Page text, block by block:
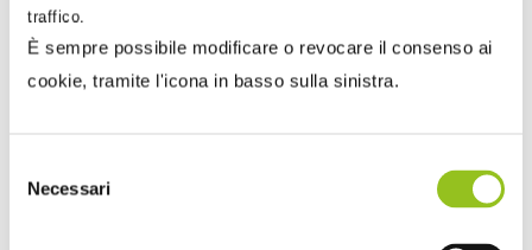
traffico.
È sempre possibile modificare o revocare il consenso ai
cookie, tramite l'icona in basso sulla sinistra.
delNecessari
F24 per la registrazione degli atti privati
ha esteso ulteriormente i casi in cui è possibile utilizza...